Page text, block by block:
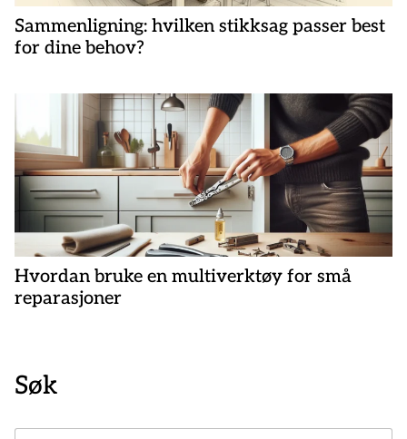
Sammenligning: hvilken stikksag passer best
for dine behov?
Hvordan bruke en multiverktøy for små
reparasjoner
Søk